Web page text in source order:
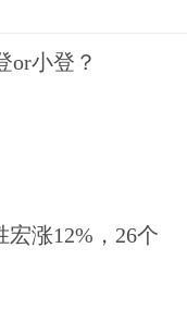
，突破3340
or小登？
涨12%，26个